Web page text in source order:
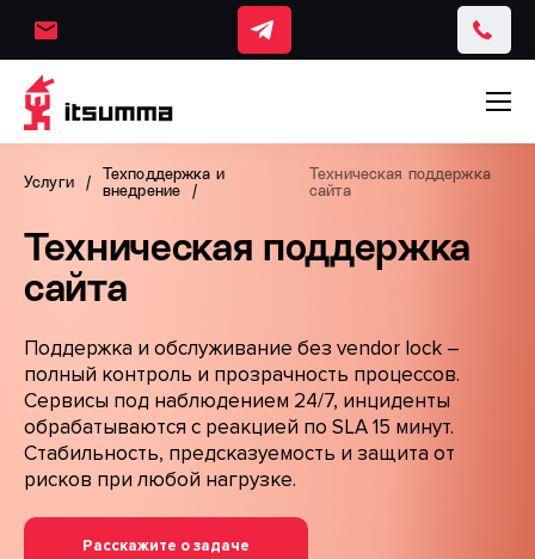
Услуги
Техподдержка и
внедрение
Техническая поддержка
сайта
Техническая поддержка
сайта
Поддержка и обслуживание без vendor lock –
полный контроль и прозрачность процессов.
Сервисы под наблюдением 24/7, инциденты
обрабатываются с реакцией по SLA 15 минут.
Стабильность, предсказуемость и защита от
рисков при любой нагрузке.
Расскажите о задаче